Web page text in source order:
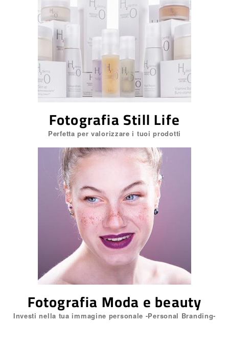
book fotografici
Design
Fashion
Food
Genova
genova
Matrimoniale
Nautica
Non classé
Photography
Photoshop
Pubblicitaria
siti internet professionali
siti web
Still Life
Wish
Fotografia Still Life
Perfetta per valorizzare i tuoi prodotti
Fotografia Moda e beauty
Investi nella tua immagine personale -Personal Branding-